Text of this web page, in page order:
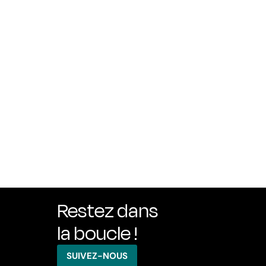
Restez dans
la boucle !
SUIVEZ-NOUS